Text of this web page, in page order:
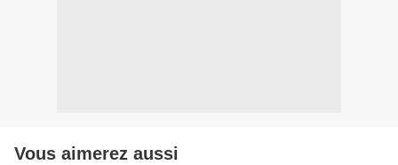
Vous aimerez aussi